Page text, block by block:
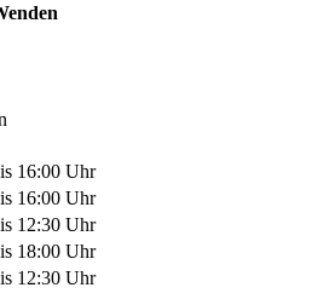
16:00 Uhr
16:00 Uhr
12:30 Uhr
18:00 Uhr
12:30 Uhr